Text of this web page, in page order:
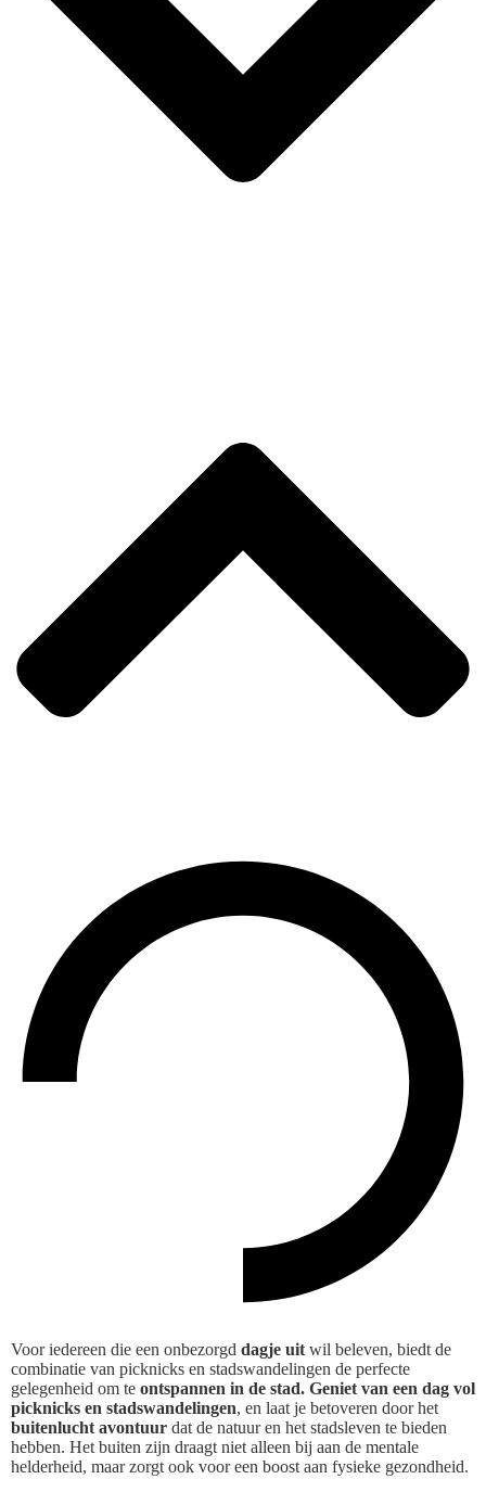
Voor iedereen die een onbezorgd dagje uit wil beleven, biedt de
combinatie van picknicks en stadswandelingen de perfecte
gelegenheid om te ontspannen in de stad. Geniet van een dag vol
picknicks en stadswandelingen, en laat je betoveren door het
buitenlucht avontuur dat de natuur en het stadsleven te bieden
hebben. Het buiten zijn draagt niet alleen bij aan de mentale
helderheid, maar zorgt ook voor een boost aan fysieke gezondheid.